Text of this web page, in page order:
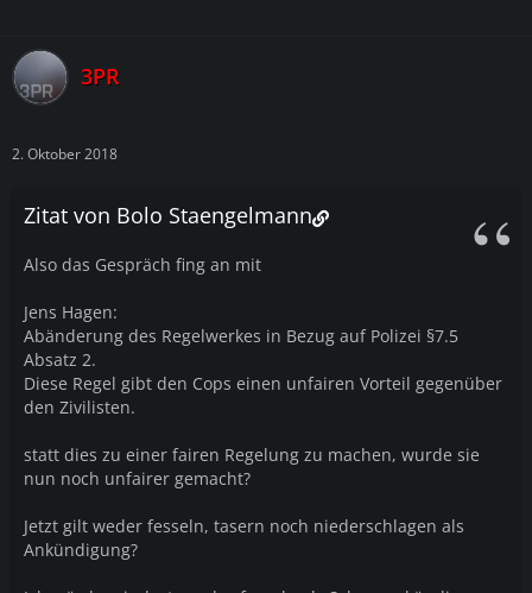
3PR
2. Oktober 2018
Zitat von Bolo Staengelmann
Also das Gespräch fing an mit
Jens Hagen:
Abänderung des Regelwerkes in Bezug auf Polizei §7.5
Absatz 2.
Diese Regel gibt den Cops einen unfairen Vorteil gegenüber
den Zivilisten.
statt dies zu einer fairen Regelung zu machen, wurde sie
nun noch unfairer gemacht?
Jetzt gilt weder fesseln, tasern noch niederschlagen als
Ankündigung?